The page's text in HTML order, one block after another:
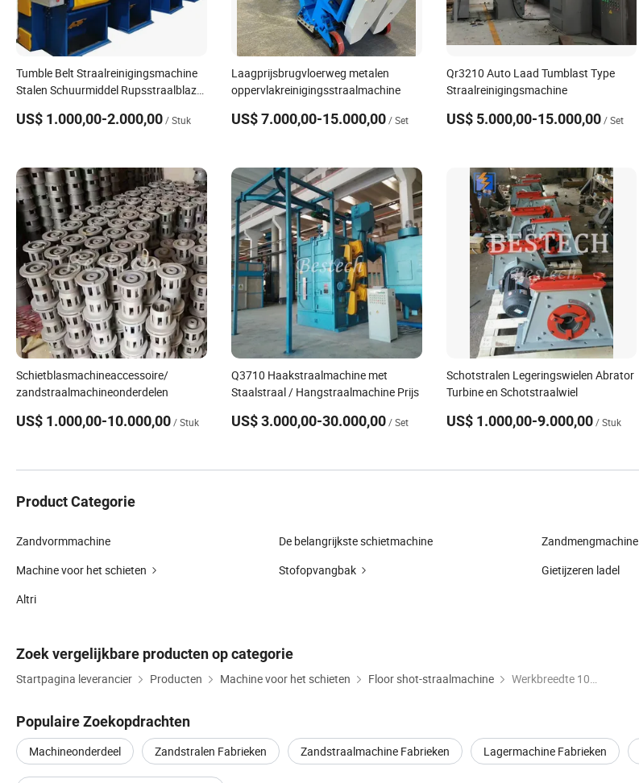
Tumble Belt Straalreinigingsmachine
Stalen Schuurmiddel Rupsstraalblazer
US$ 1.000,00-2.000,00/ Stuk
Laagprijsbrugvloerweg metalen
oppervlakreinigingsstraalmachine
US$ 7.000,00-15.000,00 / Set
Qr3210 Auto Laad Tumblast Type
Straalreinigingsmachine
US$ 5.000,00-15.000,00 / Set
Schietblasmachineaccessoire/
zandstraalmachineonderdelen
US$ 1.000,00-10.000,00/ Stuk
Q3710 Haakstraalmachine met
Staalstraal / Hangstraalmachine Prijs
US$ 3.000,00-30.000,00 / Set
Schotstralen Legeringswielen Abrator
Turbine en Schotstraalwiel
US$ 1.000,00-9.000,00 / Stuk
Product Categorie
Zandvormmachine De belangrijkste schietmachine Zandmengmachine
Machine voor het schieten
Stofopvangbak Gietijzeren ladel
Altri
Zoek vergelijkbare producten op categorie
Startpagina leverancier Producten Machine voor het schieten Floor shot-straalmachine Werkbreedte 1000mm Vloer Stralingsmachine
Populaire Zoekopdrachten
Machineonderdeel Zandstralen Fabrieken Zandstraalmachine Fabrieken Lagermachine Fabrieken